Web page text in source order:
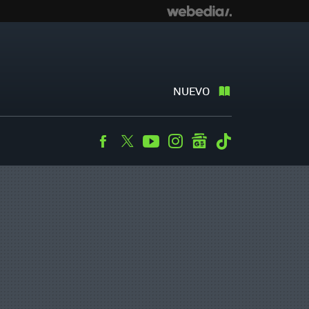
NUEVO
Facebook
TwitterYoutubeInstagramgooglenews